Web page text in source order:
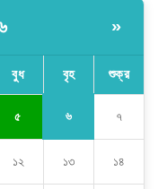
»
বুধ বৃহ শুক্র
৫ ৬ ৭
১২ ১৩ ১৪